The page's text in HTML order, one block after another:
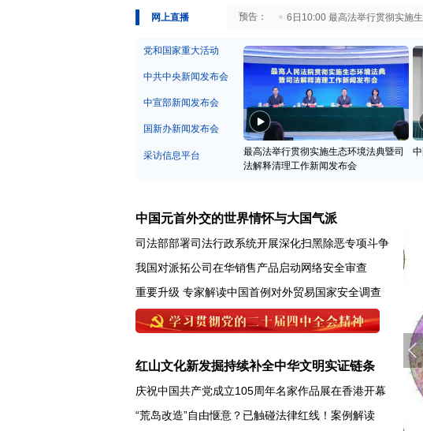
网上直播
29日10:00 国务院台湾事务办公室7月29日举行新闻发布会 6日10:00 最高法举行贯彻实施
党和国家重大活动
中共中央新闻发布会
中宣部新闻发布会
国新办新闻发布会
采访信息平台
最高法举行贯彻实施生态环境法典暨司
法解释清理工作新闻发布会
中国元首外交的世界情怀与大国气派
司法部部署司法行政系统开展深化扫黑除恶专项斗争
我国对派拓公司在华销售产品启动网络安全审查
重要升级 专家解读中国首例对外贸易国家安全调查
红山文化新发掘持续补全中华文明实证链条
庆祝中国共产党成立105周年名家作品展在香港开幕
“荒岛改造”自由惬意？已触碰法律红线！案例解读